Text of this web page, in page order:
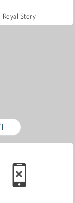
Royal Story